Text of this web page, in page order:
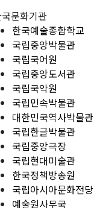
문화기관
한국예술종합학교
국립중앙박물관
국립국어원
국립중앙도서관
국립국악원
국립민속박물관
대한민국역사박물관
국립한글박물관
국립중앙극장
국립현대미술관
한국정책방송원
국립아시아문화전당
예술원사무국